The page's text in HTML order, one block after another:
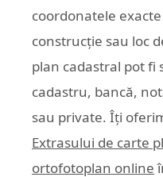
coordonatele
construcție sau loc
plan cadastral pot fi
cadastru, bancă,
sau private. Îți
Extrasului de carte
ortofotoplan online